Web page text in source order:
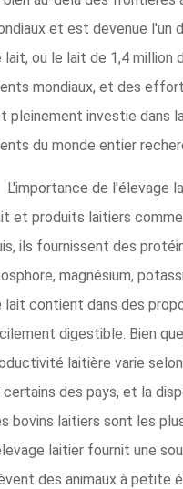
et est devenue l'un
lait, ou le lait de 1,4 million
mondiaux, et des
pleinement investie dans
du monde entier
L'importance de l'élevage
et produits laitiers
ils fournissent des
magnésium,
lait contient dans des
digestible. Bien
laitière varie
des pays, et la
bovins laitiers sont les
laitier fournit une
des animaux à petite